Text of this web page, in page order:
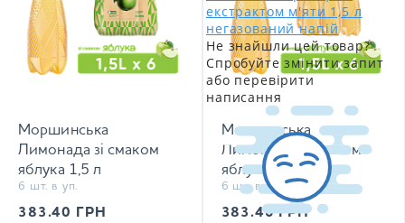
екстрактом м'яти 1,5 л
негазований напій
Не знайшли цей товар?
Спробуйте змінити запит
або перевірити
написання
Моршинська
Лимонада зі смаком
яблука 1,5 л
соковмісний
середньогазований
6 шт. в уп.
383.40 ГРН
Моршинська
Лимонада зі смаком
яблука 1,5 л
соковмісний
середньогазований
6 шт. в уп.
383.40ГРН